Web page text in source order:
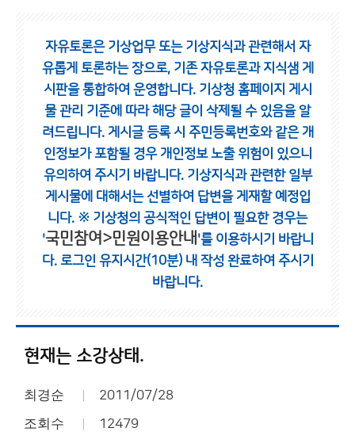
자유토론은 기상업무 또는 기상지식과 관련해서 자
유롭게 토론하는 장으로, 기존 자유토론과 지식샘 게
시판을 통합하여 운영합니다. 기상청 홈페이지 게시
물 관리 기준에 따라 해당 글이 삭제될 수 있음을 알
려드립니다. 게시글 등록 시 주민등록번호와 같은 개
인정보가 포함될 경우 개인정보 노출 위험이 있으니
유의하여 주시기 바랍니다. 기상지식과 관련한 일부
게시물에 대해서는 선별하여 답변을 게재할 예정입
니다. ※ 기상청의 공식적인 답변이 필요한 경우는
'국민참여>민원이용안내 '를 이용하시기 바랍니
다. 로그인 유지시간(10분) 내 작성 완료하여 주시기
바랍니다.
현재는 소강상태.
최경순 2011/07/28
조회수 12479